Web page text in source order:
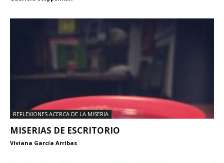
REFLEXIONES ACERCA DE LA MISERIA
MISERIAS DE ESCRITORIO
Viviana García Arribas